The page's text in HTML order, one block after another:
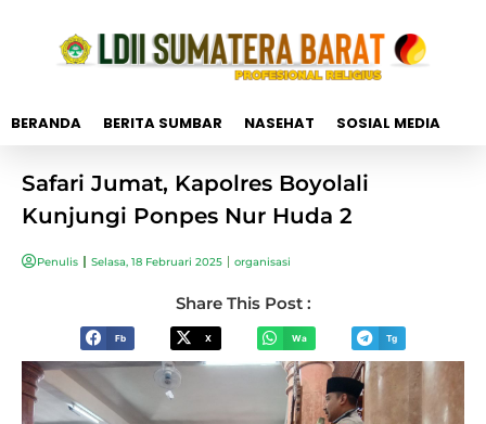
BERANDA BERITA SUMBAR NASEHAT SOSIAL MEDIA
Safari Jumat, Kapolres Boyolali
Kunjungi Ponpes Nur Huda 2
Penulis Selasa, 18 Februari 2025 organisasi
Share This Post :
Fb X Wa Tg